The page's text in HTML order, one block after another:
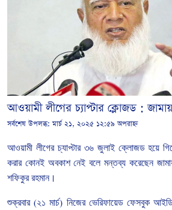
আওয়ামী লীগের চ্যাপ্টার ক্লোজড :
সর্বশেষ উপলব্ধ:মার্চ ২১, ২০২৫ ১২:৫৯ অপরাহ্ন
আওয়ামী লীগের চ্যাপ্টার ৩৬ জুলাই ক্লোজড হয়ে
করার কোনই অবকাশ নেই বলে মন্তব্য করেছেন
শফিকুর রহমান।
শুক্রবার(২১ মার্চ) নিজের ভেরিফায়েড ফেসবুক